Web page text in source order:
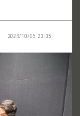
2024/10/05 23:35